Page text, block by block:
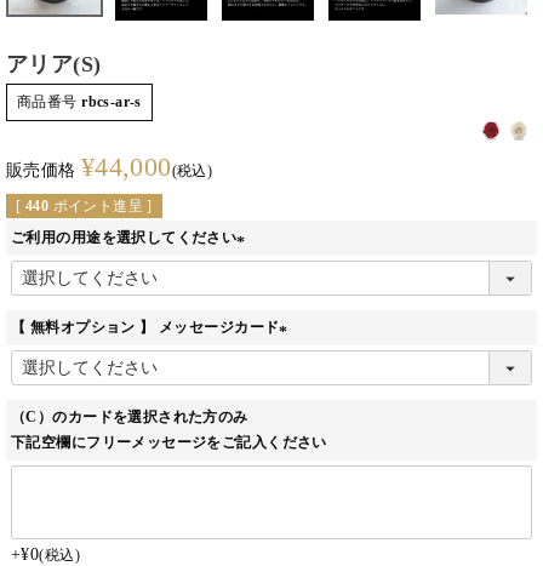
アリア(S)
商品番号 rbcs-ar-s
販売価格 ¥44,000 税込
[ 440 ポイント進呈 ]
ご利用の用途を選択してください
須)
【 無料オプション 】 メッセージカード
須)
（C）のカードを選択された方のみ
下記空欄にフリーメッセージをご記入ください
+¥0 税込